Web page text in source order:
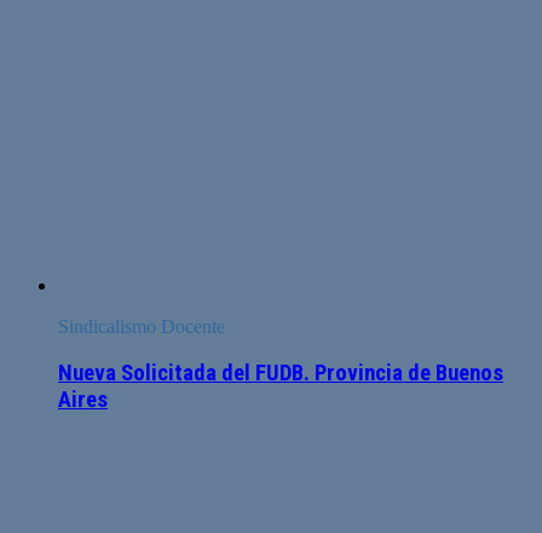
Sindicalismo Docente
Nueva Solicitada del FUDB. Provincia de Buenos
Aires